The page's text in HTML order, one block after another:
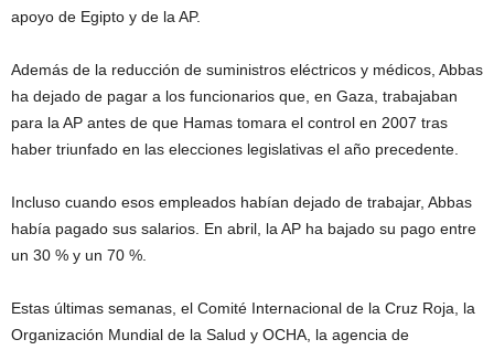
apoyo de Egipto y de la AP.
Además de la reducción de suministros eléctricos y médicos, Abbas
ha dejado de pagar a los funcionarios que, en Gaza, trabajaban
para la AP antes de que Hamas tomara el control en 2007 tras
haber triunfado en las elecciones legislativas el año precedente.
Incluso cuando esos empleados habían dejado de trabajar, Abbas
había pagado sus salarios. En abril, la AP ha bajado su pago entre
un 30 % y un 70 %.
Estas últimas semanas, el Comité Internacional de la Cruz Roja, la
Organización Mundial de la Salud y OCHA, la agencia de